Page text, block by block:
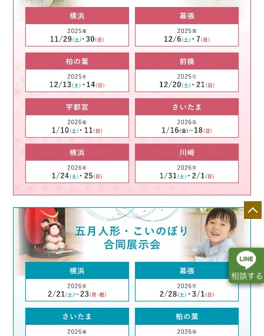
店舗一覧 カタログ請求